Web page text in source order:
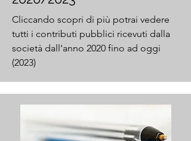
Cliccando scopri di più potrai vedere
tutti i contributi pubblici ricevuti dalla
società dall'anno 2020 fino ad oggi
(2023)